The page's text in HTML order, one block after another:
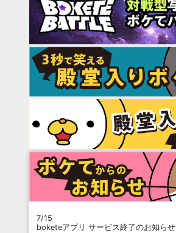
7/15
boketeアプリ サービス終了のお知らせ